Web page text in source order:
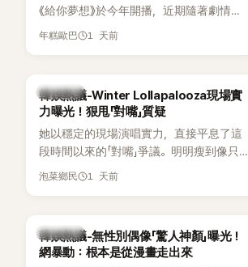
《給你夢想》於今年開播，近期隨著劇情進
入高潮，男女主角的感情線快速升溫。最
年糕歐巴 1 天前
熱議討論
韓娛熱議-Winter Lollapalooza現場實
力曝光！狠甩「對嘴」質疑
她以穩定的現場演唱實力，直接平息了這
段時間以來的「對嘴」爭議。明明瘦到像只剩
骨頭，怎麼還能唱出這麼驚人的爆發力和
泡菜鄉民 1 天前
熱議討論
韓娛熱議-無性別偶像「驚人神顏」曝光！
網暴動：根本是從漫畫走出來